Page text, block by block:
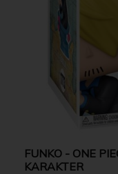
FUNKO - ONE
KARAKTER